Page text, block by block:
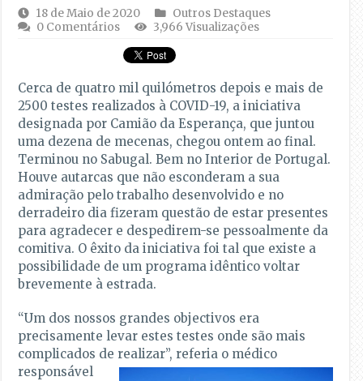
18 de Maio de 2020
Outros Destaques
0 Comentários
3,966 Visualizações
Cerca de quatro mil quilómetros depois e mais de
2500 testes realizados à COVID-19, a iniciativa
designada por Camião da Esperança, que juntou
uma dezena de mecenas, chegou ontem ao final.
Terminou no Sabugal. Bem no Interior de Portugal.
Houve autarcas que não esconderam a sua
admiração pelo trabalho desenvolvido e no
derradeiro dia fizeram questão de estar presentes
para agradecer e despedirem-se pessoalmente da
comitiva. O êxito da iniciativa foi tal que existe a
possibilidade de um programa idêntico voltar
brevemente à estrada.
“Um dos nossos grandes objectivos era
precisamente levar estes testes onde são mais
complicados de realizar”, referia o médico
responsável